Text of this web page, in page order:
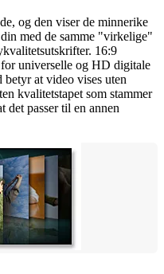
og den viser de minnerike
med de samme "virkelige"
16:9
universelle og HD digitale
at video vises uten
kvalitetstapet som stammer
det passer til en annen